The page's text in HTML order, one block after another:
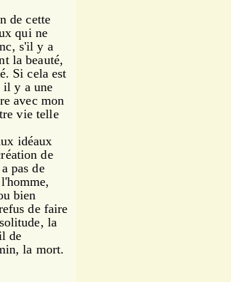
de cette
qui ne
s'il y a
la beauté,
Si cela est
il y a une
avec mon
vie telle
idéaux
de
pas de
bien
de faire
la
de
la mort.